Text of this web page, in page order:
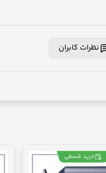
نظرات کابران
خرید قسطی